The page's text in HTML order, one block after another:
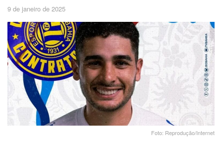
9 de janeiro de 2025
Foto: Reprodução/Internet